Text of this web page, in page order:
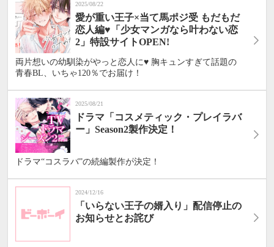
2025/08/22
愛が重い王子×当て馬ポジ受 もだもだ
恋人編♥「少女マンガなら叶わない恋
2」特設サイトOPEN!
両片想いの幼馴染がやっと恋人に♥ 胸キュンすぎて話題の
青春BL、いちゃ120％でお届け！
2025/08/21
ドラマ「コスメティック・プレイラバ
ー」Season2製作決定！
ドラマ“コスラバ”の続編製作が決定！
2024/12/16
「いらない王子の婿入り」配信停止の
お知らせとお詫び